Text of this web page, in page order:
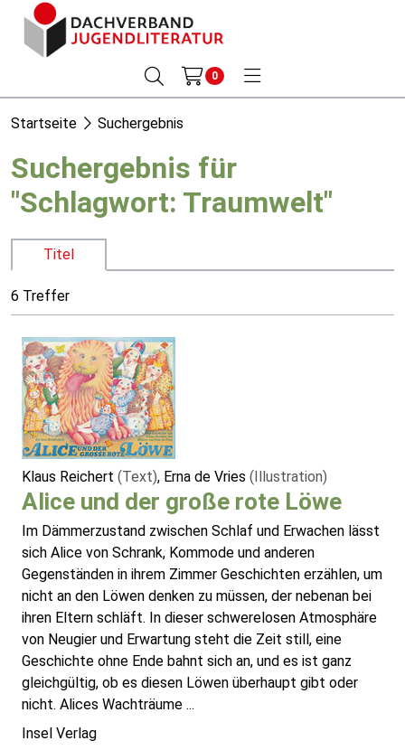
0
Startseite Suchergebnis
Suchergebnis für
"Schlagwort: Traumwelt"
Titel
6 Treffer
Klaus Reichert (Text), Erna de Vries (Illustration)
Alice und der große rote Löwe
Im Dämmerzustand zwischen Schlaf und Erwachen lässt
sich Alice von Schrank, Kommode und anderen
Gegenständen in ihrem Zimmer Geschichten erzählen, um
nicht an den Löwen denken zu müssen, der nebenan bei
ihren Eltern schläft. In dieser schwerelosen Atmosphäre
von Neugier und Erwartung steht die Zeit still, eine
Geschichte ohne Ende bahnt sich an, und es ist ganz
gleichgültig, ob es diesen Löwen überhaupt gibt oder
nicht. Alices Wachträume ...
Insel Verlag